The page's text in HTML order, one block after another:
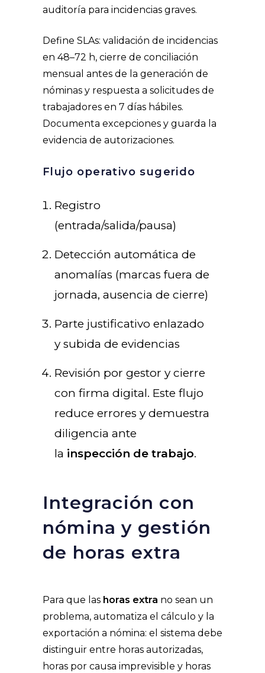
auditoría para incidencias graves.
Define SLAs: validación de incidencias
en 48–72 h, cierre de conciliación
mensual antes de la generación de
nóminas y respuesta a solicitudes de
trabajadores en 7 días hábiles.
Documenta excepciones y guarda la
evidencia de autorizaciones.
Flujo operativo sugerido
Registro
(entrada/salida/pausa)
Detección automática de
anomalías (marcas fuera de
jornada, ausencia de cierre)
Parte justificativo enlazado
y subida de evidencias
Revisión por gestor y cierre
con firma digital. Este flujo
reduce errores y demuestra
diligencia ante
la inspección de trabajo.
Integración con
nómina y gestión
de horas extra
Para que las horas extra no sean un
problema, automatiza el cálculo y la
exportación a nómina: el sistema debe
distinguir entre horas autorizadas,
horas por causa imprevisible y horas